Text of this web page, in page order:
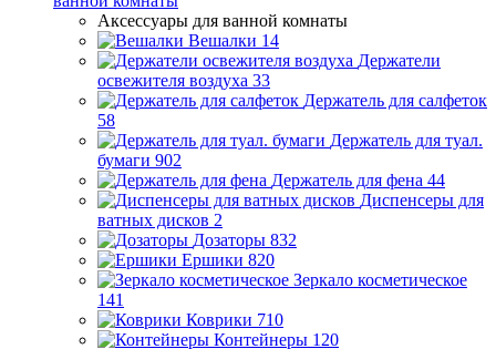
Аксессуары для ванной комнаты
Вешалки 14
Держатели
освежителя воздуха 33
Держатель для салфеток
58
Держатель для туал.
бумаги 902
Держатель для фена 44
Диспенсеры для
ватных дисков 2
Дозаторы 832
Ершики 820
Зеркало косметическое
141
Коврики 710
Контейнеры 120